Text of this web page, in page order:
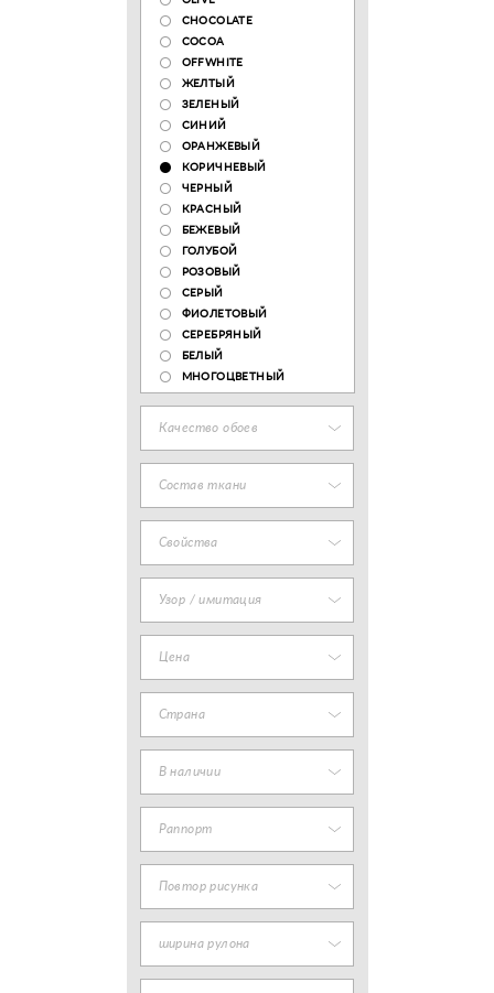
CHOCOLATE
COCOA
OFFWHITE
ЖЕЛТЫЙ
ЗЕЛЕНЫЙ
СИНИЙ
ОРАНЖЕВЫЙ
КОРИЧНЕВЫЙ
ЧЕРНЫЙ
КРАСНЫЙ
БЕЖЕВЫЙ
ГОЛУБОЙ
РОЗОВЫЙ
СЕРЫЙ
ФИОЛЕТОВЫЙ
СЕРЕБРЯНЫЙ
БЕЛЫЙ
МНОГОЦВЕТНЫЙ
Качество обоев
Состав ткани
Свойства
Узор / имитация
Цена
Страна
В наличии
Раппорт
Повтор рисунка
ширина рулона